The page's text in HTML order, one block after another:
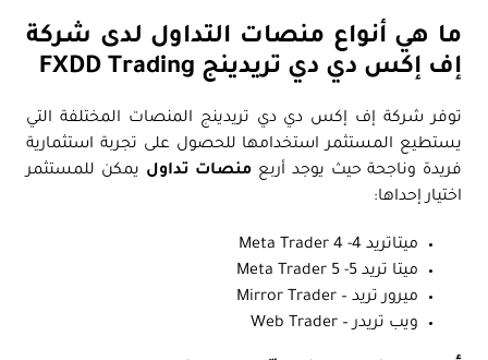
ما هي أنواع منصات التداول لدى شركة
إف إكس دي دي تريدينج FXDD Trading
توفر شركة إف إكس دي دي تريدينج المنصات المختلفة التي
يستطيع المستثمر استخدامها للحصول على تجربة استثمارية
فريدة وناجحة حيث يوجد أربع منصات تداول يمكن للمستثمر
اختيار إحداها:
ميتاتريد 4- Meta Trader 4
ميتا تريد 5- Meta Trader 5
ميرور تريد – Mirror Trader
ويب تريدر – Web Trader